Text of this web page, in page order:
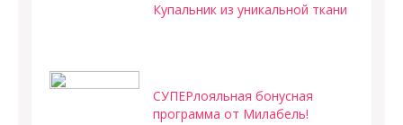
Купальник из уникальной ткани
СУПЕРлояльная бонусная
программа от Милабель!